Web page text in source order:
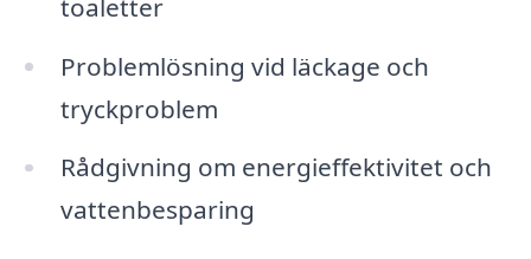
toaletter
Problemlösning vid läckage och
tryckproblem
Rådgivning om energieffektivitet och
vattenbesparing